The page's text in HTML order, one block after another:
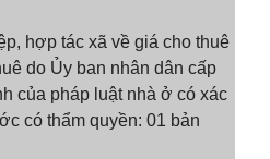
hợp tác xã về giá cho thuê
do Ủy ban nhân dân cấp
của pháp luật nhà ở có xác
có thẩm quyền: 01 bản